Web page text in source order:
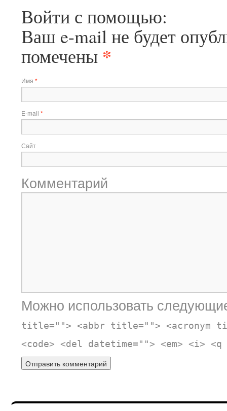
Войти с помощью:
Ваш e-mail не будет
помечены *
Имя *
E-mail *
Сайт
Комментарий
Можно использовать
title=""> <abbr title=""> <acronym
<code> <del datetime=""> <em> <i>